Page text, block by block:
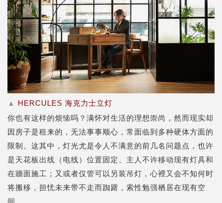
▲ HERCULES 海克力士立灯
你也有这样的烦恼吗？满怀对生活的理想崇尚，然而现实却
因房子是租来的，无法事事顺心，常面临到多种硬体方面的
限制。这其中，灯光尤是令人不满意的前几名问题点，也许
是天花板出线（电线）位置固定、主人不许移动现有灯具和
在牆面施工；又或者仅管可以另装吊灯，心裡又会不知何时
将搬移，担忧未来带不走而踟躇，索性勉强栖居在现有空
间。